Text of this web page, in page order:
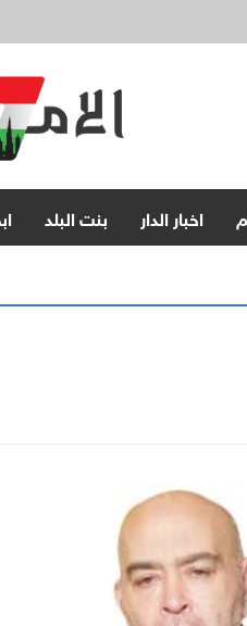
اخبار الدار بنت البلد